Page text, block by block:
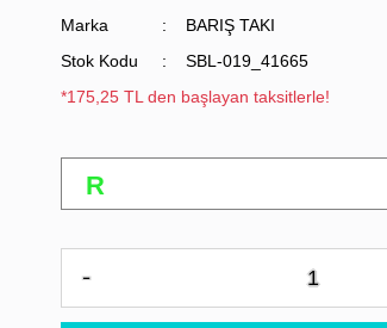
Marka
BARIŞ TAKI
Stok Kodu
SBL-019_41665
*175,25 TL den başlayan taksitlerle!